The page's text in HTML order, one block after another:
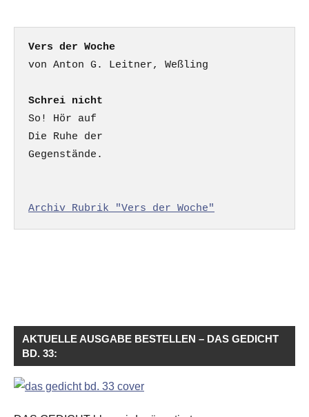
Vers der Woche
Schrei nicht
So! Hör auf
Die Ruhe der
Gegenstände.
Archiv Rubrik "Vers der Woche"
AKTUELLE AUSGABE BESTELLEN – DAS GEDICHT
BD. 33: